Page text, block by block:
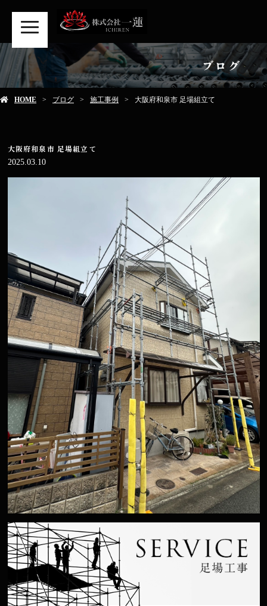
ブログ
HOME ブログ 施工事例 大阪府和泉市 足場組立て
大阪府和泉市 足場組立て
2025.03.10